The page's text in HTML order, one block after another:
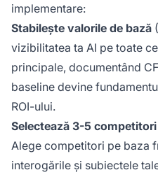
implementare:
Stabilește valorile de bază
vizibilitatea ta AI pe toate
principale, documentând
baseline devine
ROI-ului.
Selectează 3-5
Alege competitori pe baza
interogările și subiectele